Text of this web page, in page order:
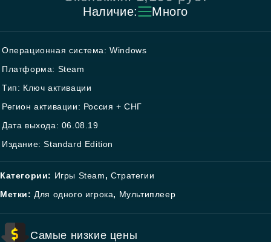
Наличие: Много
Операционная система: Windows
Платформа: Steam
Тип: Ключ активации
Регион активации: Россия + СНГ
Дата выхода: 06.08.19
Издание: Standard Edition
Категории: Игры Steam, Стратегии
Метки: Для одного игрока, Мультиплеер
Самые низкие цены